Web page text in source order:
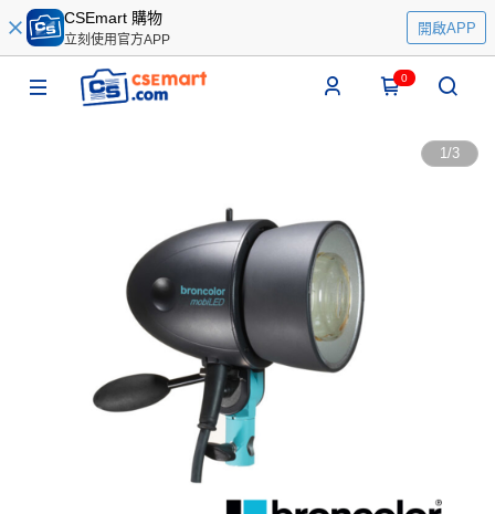
CSEmart 購物
立刻使用官方APP
開啟APP
0
1/3